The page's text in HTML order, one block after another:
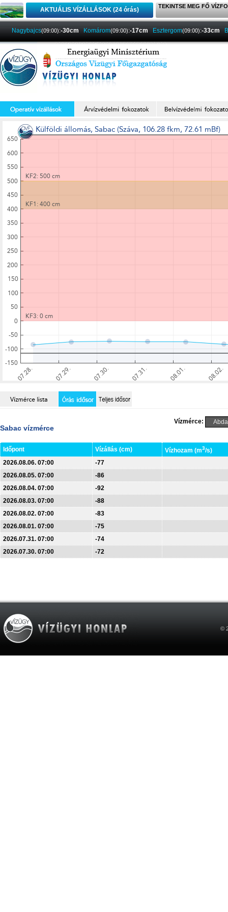
AKTUÁLIS VÍZÁLLÁSOK (24 órás) TEKINTSE MEG FŐ
Nagybajcs(09:00):-30cm Komárom(09:00):-17cm Esztergom(09:00):-33cm
Vízmérce:
Sabac vízmérce
Időpont Vízállás (cm) Vízhozam (m3/s)
2026.08.06. 07:00
-77
2026.08.05. 07:00
-86
2026.08.04. 07:00
-92
2026.08.03. 07:00
-88
2026.08.02. 07:00
-83
2026.08.01. 07:00
-75
2026.07.31. 07:00
-74
2026.07.30. 07:00
-72
©